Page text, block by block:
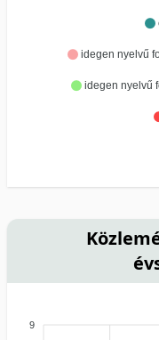
idegen nyelvű
idegen nyelvű
9